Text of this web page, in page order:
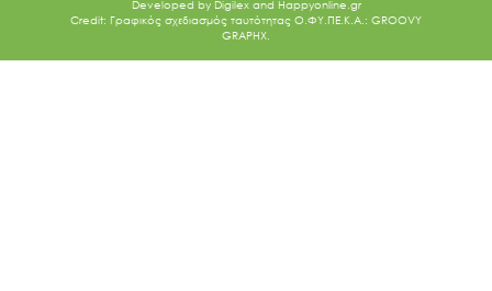
Developed by Digilex and Happyonline.gr
Credit: Γραφικός σχεδιασμός ταυτότητας Ο.ΦΥ.ΠΕ.Κ.Α.: GROOVY
GRAPHX.